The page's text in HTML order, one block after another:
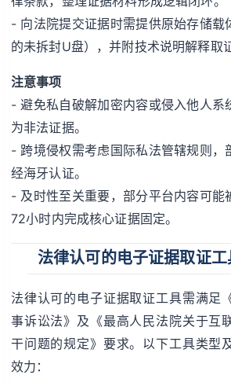
- 向法院提交证据时需提供原始存储载
的未拆封U盘），并附技术说明解释取
注意事项
- 避免私自破解加密内容或侵入他人系
为非法证据。
- 跨境侵权需考虑国际私法管辖规则，
经海牙认证。
- 及时性至关重要，部分平台内容可能
72小时内完成核心证据固定。
法律认可的电子证据取证工
法律认可的电子证据取证工具需满足
事诉讼法》及《最高人民法院关于互
干问题的规定》要求。以下工具类型
效力：